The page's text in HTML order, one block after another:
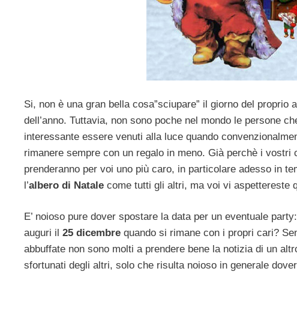
Si, non è una gran bella cosa”sciupare” il giorno del
dell’anno. Tuttavia, non sono poche nel mondo le persone
interessante essere venuti alla luce quando
rimanere sempre con un regalo in meno. Già perchè i
prenderanno per voi uno più caro, in particolare adesso in
l’albero di Natale come tutti gli altri, ma voi vi aspettereste
E’ noioso pure dover spostare la data per un eventuale
auguri il 25 dicembre quando si rimane con i propri cari?
abbuffate non sono molti a prendere bene la notizia di un
sfortunati degli altri, solo che risulta noioso in generale